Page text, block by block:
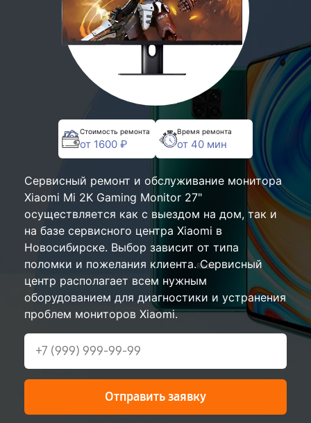
Стоимость ремонта
от 1600 ₽
Время ремонта
от 40 мин
Сервисный ремонт и обслуживание монитора
Xiaomi Mi 2K Gaming Monitor 27"
осуществляется как с выездом на дом, так и
на базе сервисного центра Xiaomi в
Новосибирске. Выбор зависит от типа
поломки и пожелания клиента. Сервисный
центр располагает всем нужным
оборудованием для диагностики и устранения
проблем мониторов Xiaomi.
Отправить заявку